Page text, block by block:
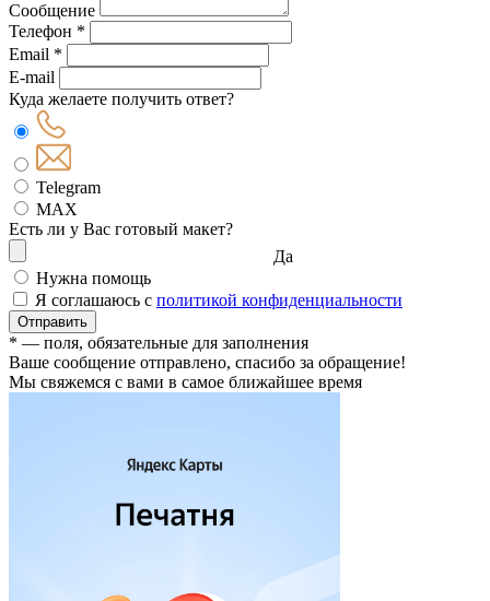
Сообщение
Телефон *
Email *
E-mail
Куда желаете получить ответ?
Telegram
MAX
Есть ли у Вас готовый макет?
Да
Нужна помощь
Я соглашаюсь с политикой конфиденциальности
Отправить
* — поля, обязательные для заполнения
Ваше сообщение отправлено, спасибо за обращение!
Мы свяжемся с вами в самое ближайшее время